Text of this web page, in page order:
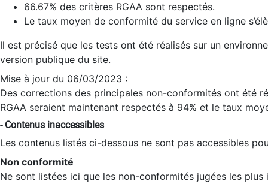
66.67% des critères RGAA sont respectés.
Le taux moyen de conformité du service en ligne
Il est précisé que les tests ont été réalisés sur un
version publique du site.
Mise à jour du 06/03/2023 :
Des corrections des principales non-conformités ont été
RGAA seraient maintenant respectés à 94% et le taux
- Contenus inaccessibles
Les contenus listés ci-dessous ne sont pas accessibles
Non conformité
Ne sont listées ici que les non-conformités jugées les